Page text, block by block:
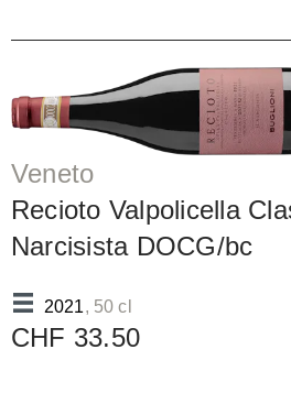
Veneto
Recioto Valpolicella
Narcisista DOCG/bc
2021, 50 cl
CHF 33.50